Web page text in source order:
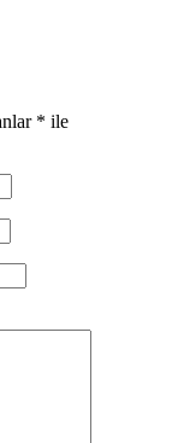
* ile